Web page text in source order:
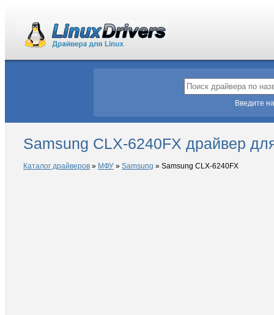
Введите
Samsung CLX-6240FX драйвер
Каталог драйверов » МФУ » Samsung » Samsung CLX-6240FX